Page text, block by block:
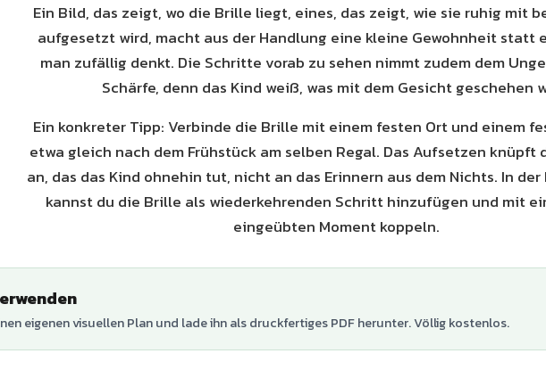
Ein Bild, das zeigt, wo die Brille liegt, eines, das zeigt, wie sie ruhig mit
aufgesetzt wird, macht aus der Handlung eine kleine Gewohnheit statt
man zufällig denkt. Die Schritte vorab zu sehen nimmt zudem dem
Schärfe, denn das Kind weiß, was mit dem Gesicht geschehen
Ein konkreter Tipp: Verbinde die Brille mit einem festen Ort und einem
etwa gleich nach dem Frühstück am selben Regal. Das Aufsetzen knüpft
an, das das Kind ohnehin tut, nicht an das Erinnern aus dem Nichts. In
kannst du die Brille als wiederkehrenden Schritt hinzufügen und mit
eingeübten Moment koppeln.
eigenen visuellen Plan und lade ihn als druckfertiges PDF herunter. Völlig kostenlos.